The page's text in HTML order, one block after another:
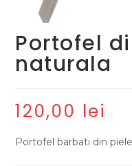
Portofel
naturala
120,00 lei
Portofel barbati din